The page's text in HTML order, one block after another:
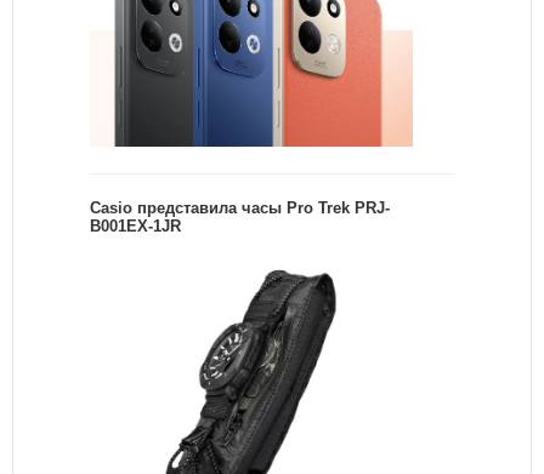
Casio представила часы Pro Trek PRJ-
B001EX-1JR